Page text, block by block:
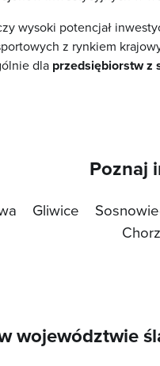
wysoki potencjał
z rynkiem
dla przedsiębiorstw z
Poznaj
Gliwice
województwie